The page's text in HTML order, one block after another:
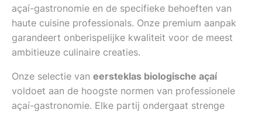
açaí-gastronomie en de specifieke behoeften van
haute cuisine professionals. Onze premium aanpak
garandeert onberispelijke kwaliteit voor de meest
ambitieuze culinaire creaties.
Onze selectie van eersteklas biologische açaí
voldoet aan de hoogste normen van professionele
açaí-gastronomie. Elke partij ondergaat strenge